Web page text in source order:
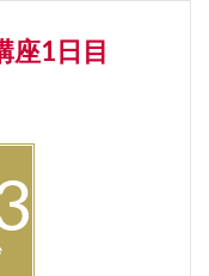
座1日目